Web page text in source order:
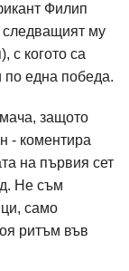
Филип
следващият му
с когото са
по една победа.
защото
- коментира
на първия сет
Не съм
само
ритъм във